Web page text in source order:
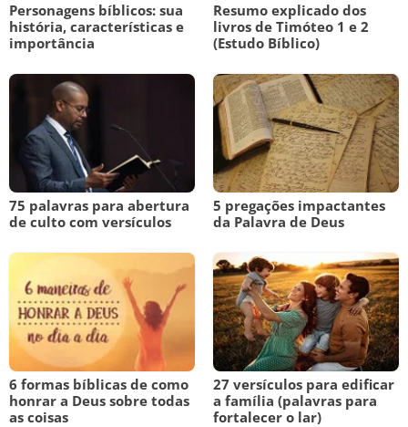
Personagens bíblicos: sua
história, características e
importância
Resumo explicado dos
livros de Timóteo 1 e 2
(Estudo Bíblico)
75 palavras para abertura
de culto com versículos
5 pregações impactantes
da Palavra de Deus
6 formas bíblicas de como
honrar a Deus sobre todas
as coisas
27 versículos para edificar
a família (palavras para
fortalecer o lar)